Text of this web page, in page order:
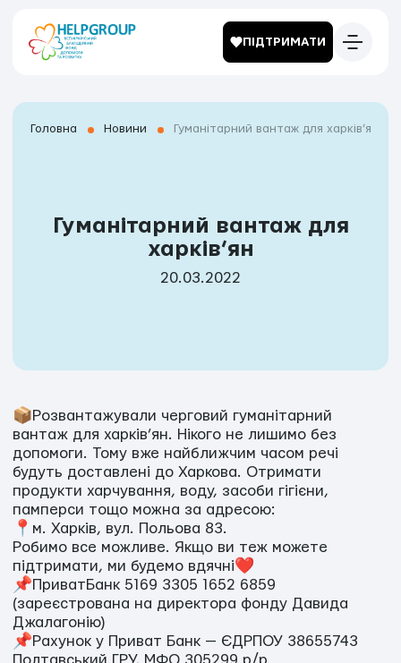
ПІДТРИМАТИ
Головна Новини Гуманітарний вантаж для харків’ян
Гуманітарний вантаж для
харків’ян
20.03.2022
📦Розвантажували черговий гуманітарний
вантаж для харків’ян. Нікого не лишимо без
допомоги. Тому вже найближчим часом речі
будуть доставлені до Харкова. Отримати
продукти харчування, воду, засоби гігієни,
памперси тощо можна за адресою:
📍м. Харків, вул. Польова 83.
Робимо все можливе. Якщо ви теж можете
підтримати, ми будемо вдячні❤️
📌ПриватБанк 5169 3305 1652 6859
(зареєстрована на директора фонду Давида
Джалагонію)
📌Рахунок у Приват Банк — ЄДРПОУ 38655743
Полтавський ГРУ, МФО 305299 р/р